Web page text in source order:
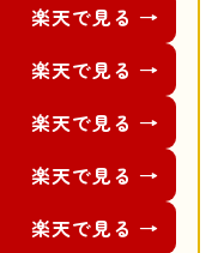
楽天で見る →
楽天で見る →
楽天で見る →
楽天で見る →
楽天で見る →